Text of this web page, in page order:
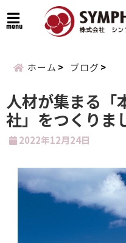
menu
ホーム ブログ
人材が集まる「
社」をつくりま
2022年12月24日